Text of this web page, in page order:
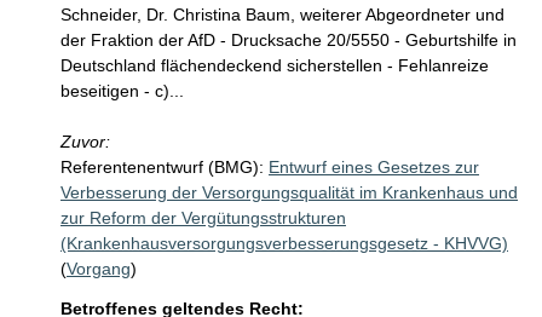
Schneider, Dr. Christina Baum, weiterer Abgeordneter und
der Fraktion der AfD - Drucksache 20/5550 - Geburtshilfe in
Deutschland flächendeckend sicherstellen - Fehlanreize
beseitigen - c)...
Zuvor:
Referentenentwurf (BMG): Entwurf eines Gesetzes zur
Verbesserung der Versorgungsqualität im Krankenhaus und
zur Reform der Vergütungsstrukturen
(Krankenhausversorgungsverbesserungsgesetz - KHVVG)
(Vorgang)
Betroffenes geltendes Recht: